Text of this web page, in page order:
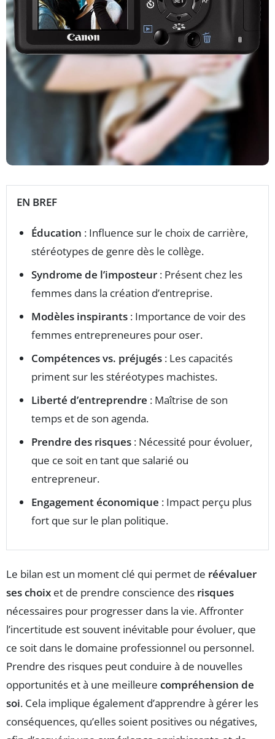
EN BREF
Éducation : Influence sur le choix de carrière,
stéréotypes de genre dès le collège.
Syndrome de l’imposteur : Présent chez les
femmes dans la création d’entreprise.
Modèles inspirants : Importance de voir des
femmes entrepreneures pour oser.
Compétences vs. préjugés : Les capacités
priment sur les stéréotypes machistes.
Liberté d’entreprendre : Maîtrise de son
temps et de son agenda.
Prendre des risques : Nécessité pour évoluer,
que ce soit en tant que salarié ou
entrepreneur.
Engagement économique : Impact perçu plus
fort que sur le plan politique.
Le bilan est un moment clé qui permet de réévaluer
ses choix et de prendre conscience des risques
nécessaires pour progresser dans la vie. Affronter
l’incertitude est souvent inévitable pour évoluer, que
ce soit dans le domaine professionnel ou personnel.
Prendre des risques peut conduire à de nouvelles
opportunités et à une meilleure compréhension de
soi. Cela implique également d’apprendre à gérer les
conséquences, qu’elles soient positives ou négatives,